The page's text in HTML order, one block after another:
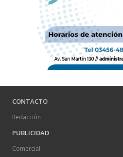
CONTACTO
Redacción
PUBLICIDAD
Comercial